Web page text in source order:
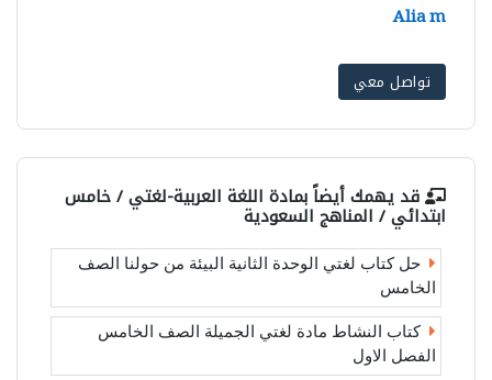
Alia m
تواصل معي
قد يهمك أيضاً بمادة اللغة العربية-لغتي / خامس
ابتدائي / المناهج السعودية
حل كتاب لغتي الوحدة الثانية البيئة من حولنا الصف
الخامس
كتاب النشاط مادة لغتي الجميلة الصف الخامس
الفصل الاول